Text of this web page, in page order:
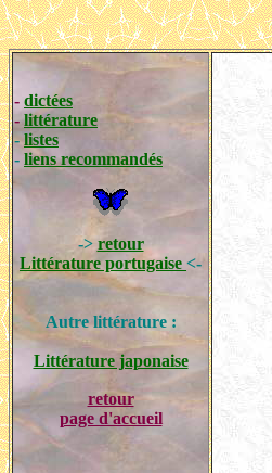
- dictées
- littérature
-listes
- liens recommandés
-> retour
Littérature portugaise <-
Autre littérature :
Littérature japonaise
retour
page d'accueil